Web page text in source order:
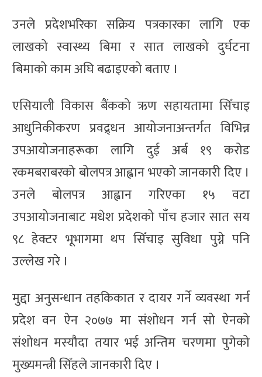
उनले प्रदेशभरिका सक्रिय पत्रकारका लागि एक
लाखको स्वास्थ्य बिमा र सात लाखको दुर्घटना
बिमाको काम अघि बढाइएको बताए ।
एसियाली विकास बैंकको ऋण सहायतामा सिँचाइ
आधुनिकीकरण प्रवद्र्धन आयोजनाअन्तर्गत विभिन्न
उपआयोजनाहरूका लागि दुई अर्ब १९ करोड
रकमबराबरको बोलपत्र आह्वान भएको जानकारी दिए ।
उनले बोलपत्र आह्वान गरिएका १५ वटा
उपआयोजनाबाट मधेश प्रदेशको पाँच हजार सात सय
९८ हेक्टर भूभागमा थप सिँचाइ सुविधा पुग्ने पनि
उल्लेख गरे ।
मुद्दा अनुसन्धान तहकिकात र दायर गर्ने व्यवस्था गर्न
प्रदेश वन ऐन २०७७ मा संशोधन गर्न सो ऐनको
संशोधन मस्यौदा तयार भई अन्तिम चरणमा पुगेको
मुख्यमन्त्री सिँहले जानकारी दिए ।